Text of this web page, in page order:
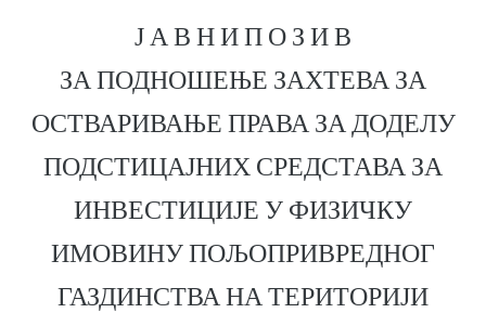
Ј А В Н И П О З И В
ЗА ПОДНОШЕЊЕ ЗАХТЕВА ЗА
ОСТВАРИВАЊЕ ПРАВА ЗА ДОДЕЛУ
ПОДСТИЦАЈНИХ СРЕДСТАВА ЗА
ИНВЕСТИЦИЈЕ У ФИЗИЧКУ
ИМОВИНУ ПОЉОПРИВРЕДНОГ
ГАЗДИНСТВА НА ТЕРИТОРИЈИ